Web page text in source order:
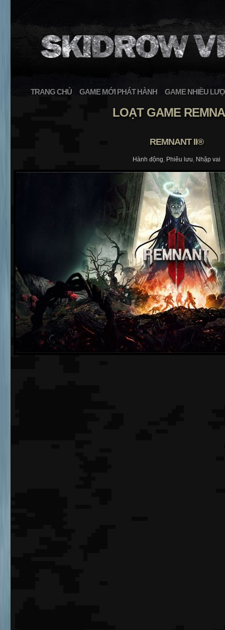
TRANG CHỦ GAME MỚI PHÁT HÀNH GAME NHIỀU
LOẠT GAME
REMNANT II®
Hành động, Phiêu lưu, Nhập vai